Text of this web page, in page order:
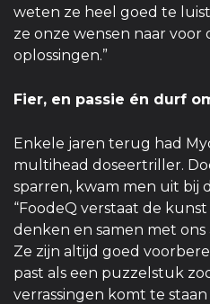
weten ze heel goed te
ze onze wensen naar voor
oplossingen.”
Fier, en passie én durf
Enkele jaren terug had
multihead doseertriller.
sparren, kwam men uit bij
“FoodeQ verstaat de
denken en samen met
Ze zijn altijd goed
past als een puzzelstuk
verrassingen komt te